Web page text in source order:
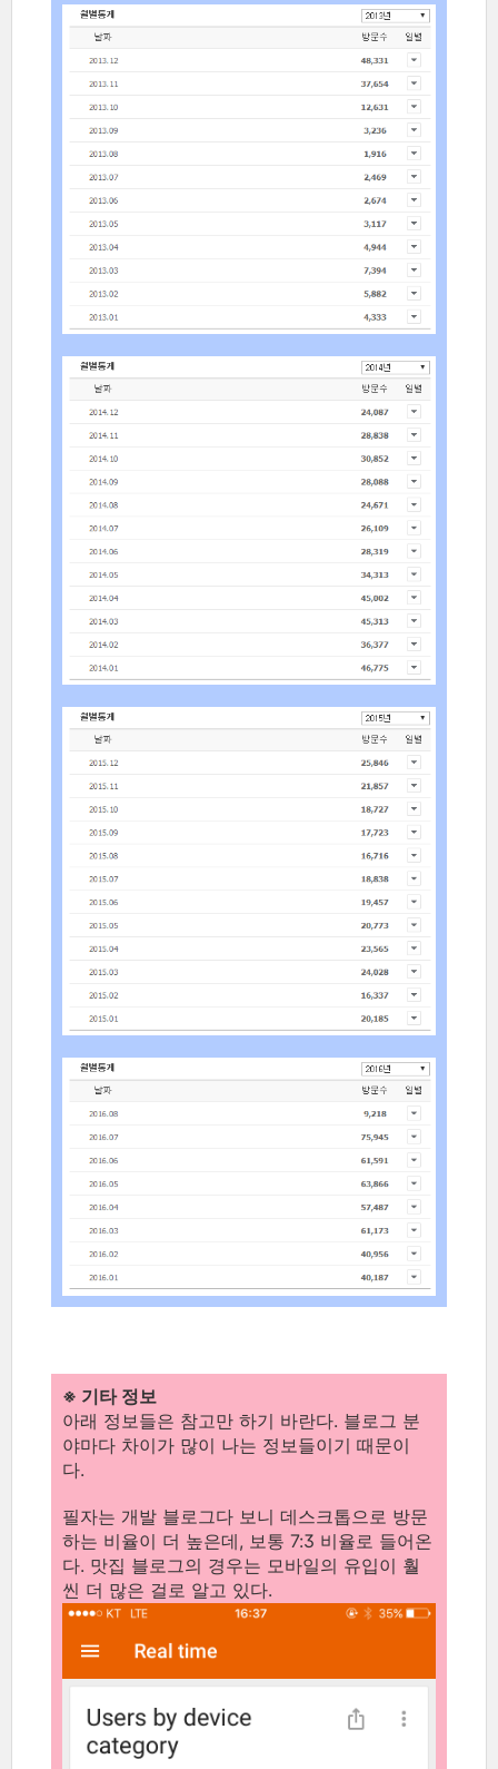
※ 기타 정보
아래 정보들은 참고만 하기 바란다. 블로그 분
야마다 차이가 많이 나는 정보들이기 때문이
다.
필자는 개발 블로그다 보니 데스크톱으로 방문
하는 비율이 더 높은데, 보통 7:3 비율로 들어온
다. 맛집 블로그의 경우는 모바일의 유입이 훨
씬 더 많은 걸로 알고 있다.